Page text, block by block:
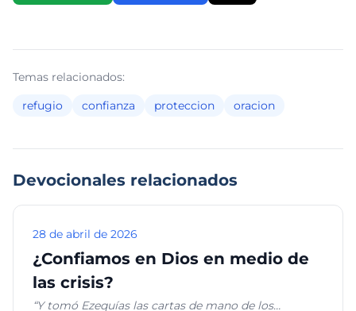
Temas relacionados:
refugio
confianza proteccion oracion
Devocionales relacionados
28 de abril de 2026
¿Confiamos en Dios en medio de
las crisis?
“Y tomó Ezequías las cartas de mano de los